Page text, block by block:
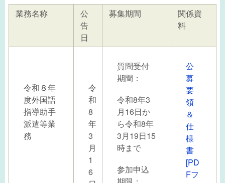
業務名称
公
告
日
募集期間
関係資
料
令和８年
度外国語
指導助手
派遣等業
務
令
和
8
年
3
月
1
6
質問受付
期間：
令和8年3
月16日か
ら令和8年
3月19日15
時まで
参加申込
公
募
要
領
＆
仕
様
書
[PD
Fフ